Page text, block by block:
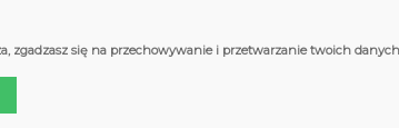
zgadzasz się na przechowywanie i przetwarzanie twoich